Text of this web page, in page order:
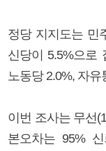
정당 지지도는 민
신당이 5.5%으로
노동당 2.0%, 자
이번 조사는 무선
본오차는 95%